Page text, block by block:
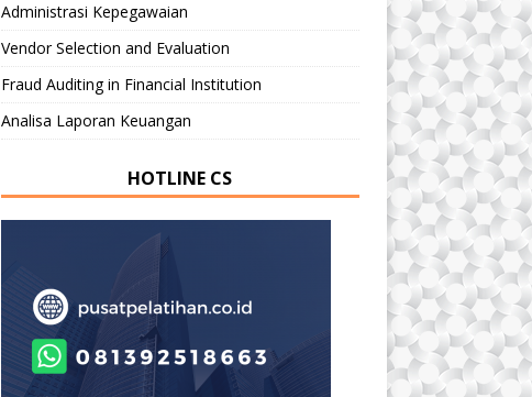
Administrasi Kepegawaian
Vendor Selection and Evaluation
Fraud Auditing in Financial Institution
Analisa Laporan Keuangan
HOTLINE CS